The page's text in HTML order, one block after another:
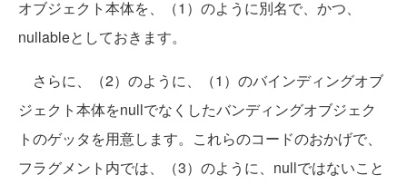
オブジェクト本体を、（1）のように別名で、かつ、
nullableとしておきます。
さらに、（2）のように、（1）のバインディングオブ
ジェクト本体をnullでなくしたバンディングオブジェク
トのゲッタを用意します。これらのコードのおかげで、
フラグメント内では、（3）のように、nullではないこと